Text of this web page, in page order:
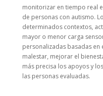
monitorizar en tiempo real
de personas con autismo.
determinados contextos,
mayor o menor carga
personalizadas basadas
malestar, mejorar el
más precisa los apoyos y
las personas evaluadas.